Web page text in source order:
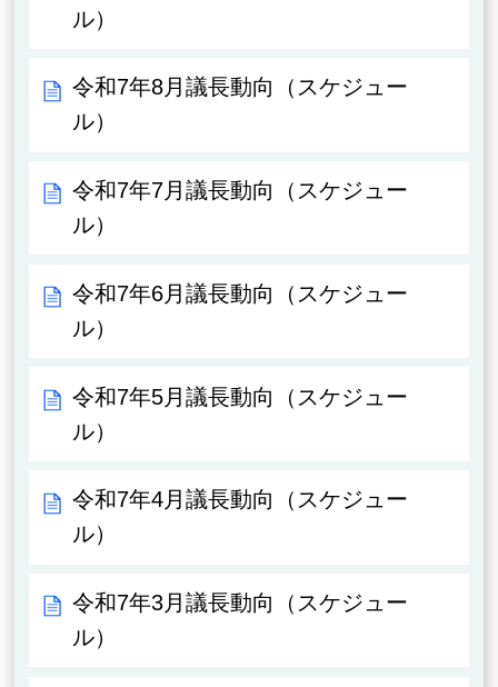
ル）
令和7年8月議長動向（スケジュー
ル）
令和7年7月議長動向（スケジュー
ル）
令和7年6月議長動向（スケジュー
ル）
令和7年5月議長動向（スケジュー
ル）
令和7年4月議長動向（スケジュー
ル）
令和7年3月議長動向（スケジュー
ル）